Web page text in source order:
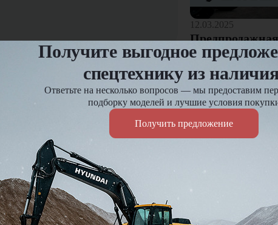
12.03.2025
выезд и
Оплата и
Доставка по
Действует
Подробнее
Получите выгодное
спецтехнику из
Ответьте на несколько вопросов — мы предоставим
подборку моделей и лучшие условия
Получить предложение